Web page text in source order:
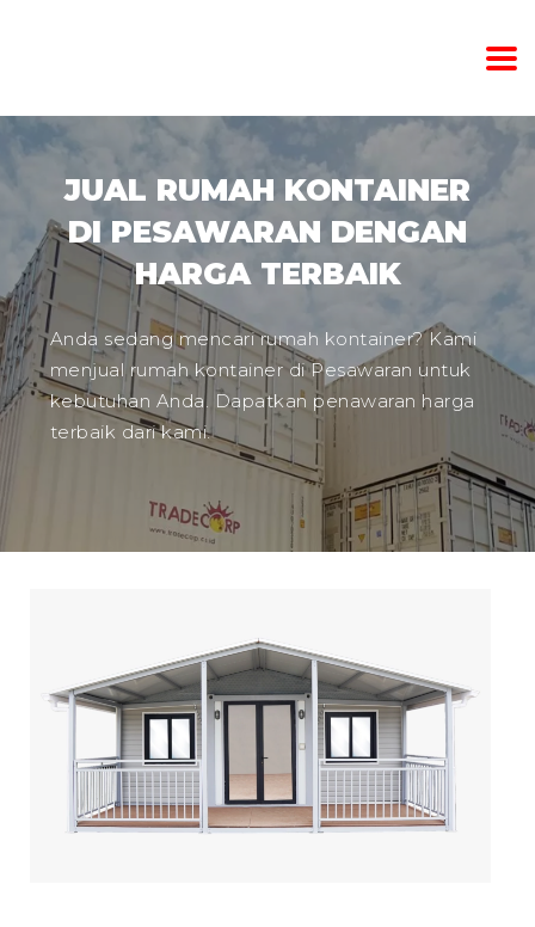
JUAL RUMAH KONTAINER
DI PESAWARAN DENGAN
HARGA TERBAIK
Anda sedang mencari rumah kontainer? Kami
menjual rumah kontainer di Pesawaran untuk
kebutuhan Anda. Dapatkan penawaran harga
terbaik dari kami.